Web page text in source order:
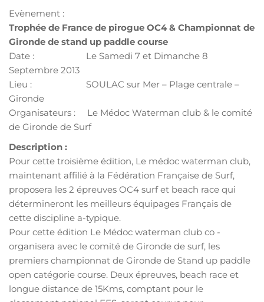
Evènement :
Trophée de France de pirogue OC4 & Championnat de
Gironde de stand up paddle course
Date : Le Samedi 7 et Dimanche 8
Septembre 2013
Lieu : SOULAC sur Mer – Plage centrale –
Gironde
Organisateurs : Le Médoc Waterman club & le comité
de Gironde de Surf
Description :
Pour cette troisième édition, Le médoc waterman club,
maintenant affilié à la Fédération Française de Surf,
proposera les 2 épreuves OC4 surf et beach race qui
détermineront les meilleurs équipages Français de
cette discipline a-typique.
Pour cette édition Le Médoc waterman club co -
organisera avec le comité de Gironde de surf, les
premiers championnat de Gironde de Stand up paddle
open catégorie course. Deux épreuves, beach race et
longue distance de 15Kms, comptant pour le